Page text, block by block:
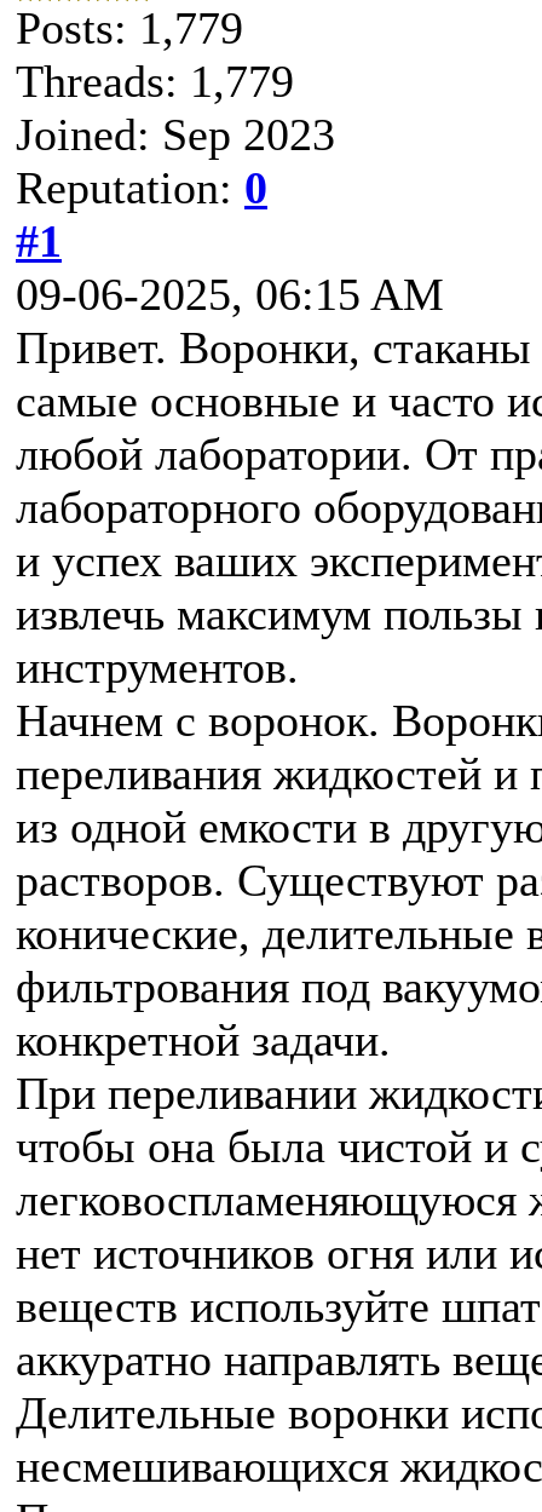
Posts: 1,779
Threads: 1,779
Joined: Sep 2023
Reputation: 0
#1
09-06-2025, 06:15 AM
Привет. Воронки,
самые основные и часто
любой лаборатории. От
лабораторного
и успех ваших
извлечь максимум
инструментов.
Начнем с воронок.
переливания жидкостей
из одной емкости в
растворов. Существуют
конические,
фильтрования под
конкретной задачи.
При переливании
чтобы она была чистой и
легковоспламеняющуюся
нет источников огня или
веществ используйте
аккуратно направлять
Делительные воронки
несмешивающихся